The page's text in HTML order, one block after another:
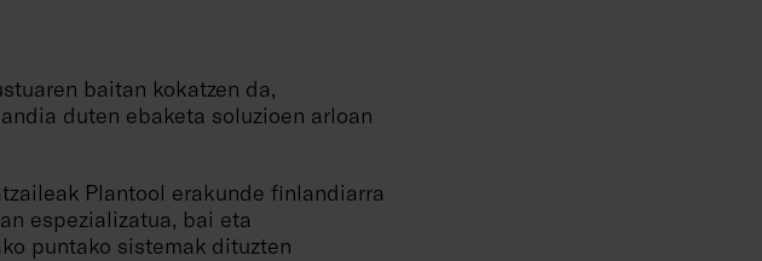
baitan kokatzen da,
duten ebaketa soluzioen arloan
Plantool erakunde finlandiarra
espezializatua, bai eta
puntako sistemak dituzten